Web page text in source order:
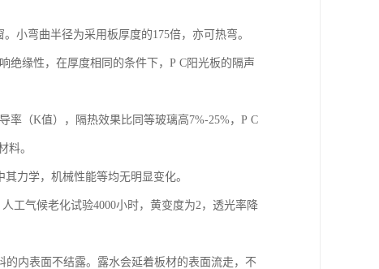
小弯曲半径为采用板厚度的175倍，亦可热弯。
绝缘性，在厚度相同的条件下，P C阳光板的隔声
率（K值），隔热效果比同等玻璃高7%-25%，P C
料。
力学，机械性能等均无明显变化。
工气候老化试验4000小时，黄变度为2，透光率降
内表面不结露。露水会延着板材的表面流走，不